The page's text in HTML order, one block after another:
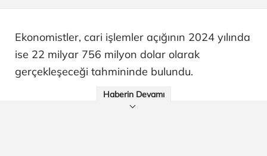
Ekonomistler, cari işlemler açığının 2024 yılında
ise 22 milyar 756 milyon dolar olarak
gerçekleşeceği tahmininde bulundu.
Haberin Devamı